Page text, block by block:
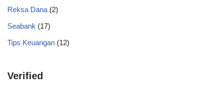
Reksa Dana (2)
Seabank (17)
Tips Keuangan (12)
Verified